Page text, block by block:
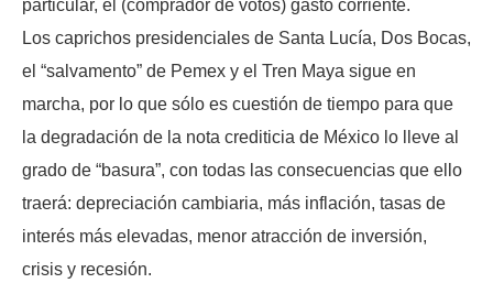
particular, el (comprador de votos) gasto corriente.
Los caprichos presidenciales de Santa Lucía, Dos Bocas,
el “salvamento” de Pemex y el Tren Maya sigue en
marcha, por lo que sólo es cuestión de tiempo para que
la degradación de la nota crediticia de México lo lleve al
grado de “basura”, con todas las consecuencias que ello
traerá: depreciación cambiaria, más inflación, tasas de
interés más elevadas, menor atracción de inversión,
crisis y recesión.